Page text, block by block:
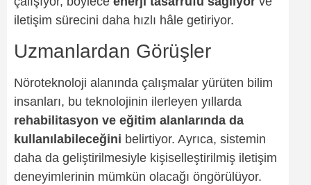
iletişim sürecini daha hızlı hâle getiriyor.
Uzmanlardan Görüşler
Nöroteknoloji alanında çalışmalar yürüten bilim
insanları, bu teknolojinin ilerleyen yıllarda
rehabilitasyon ve eğitim alanlarında da
kullanılabileceğini belirtiyor. Ayrıca, sistemin
daha da geliştirilmesiyle kişiselleştirilmiş iletişim
deneyimlerinin mümkün olacağı öngörülüyor.